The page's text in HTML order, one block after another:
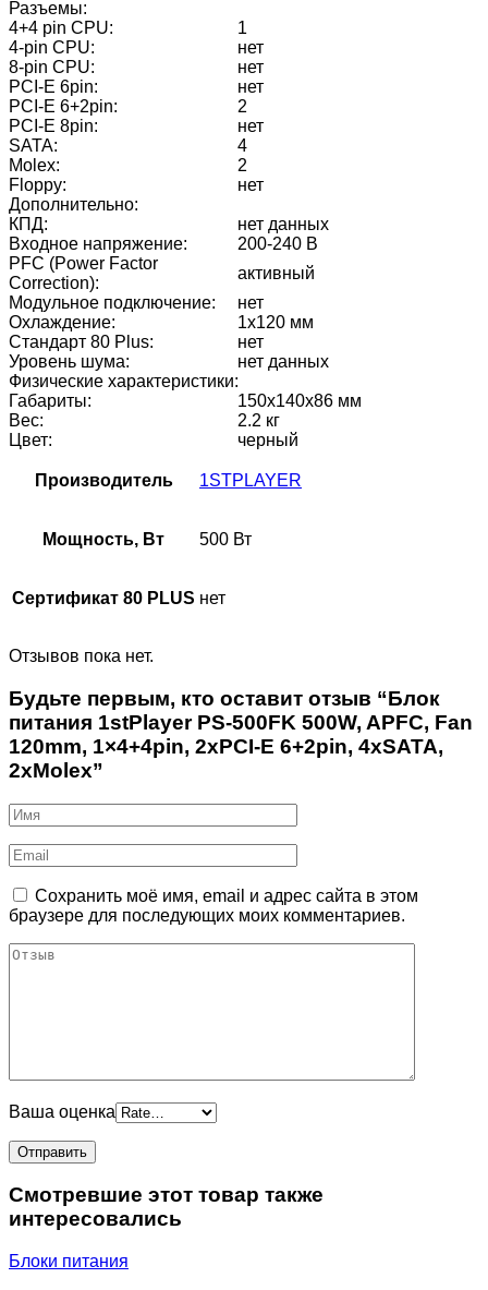
Разъемы:
4+4 pin CPU:
1
4-pin CPU:
нет
8-pin CPU:
нет
PCI-E 6pin:
нет
PCI-E 6+2pin:
2
PCI-E 8pin:
нет
SATA:
4
Molex:
2
Floppy:
нет
Дополнительно:
КПД:
нет данных
Входное напряжение:
200-240 В
PFC (Power Factor
Correction):
активный
Модульное подключение:
нет
Охлаждение:
1х120 мм
Стандарт 80 Plus:
нет
Уровень шума:
нет данных
Физические характеристики:
Габариты:
150х140х86 мм
Вес:
2.2 кг
Цвет:
черный
Производитель 1STPLAYER
Мощность, Вт 500 Вт
Сертификат 80 PLUS нет
Отзывов пока нет.
Будьте первым, кто оставит отзыв “Блок
питания 1stPlayer PS-500FK 500W, APFC, Fan
120mm, 1×4+4pin, 2xPCI-E 6+2pin, 4xSATA,
2xMolex”
Сохранить моё имя, email и адрес сайта в этом
браузере для последующих моих комментариев.
Ваша оценка
Смотревшие этот товар также
интересовались
Блоки питания